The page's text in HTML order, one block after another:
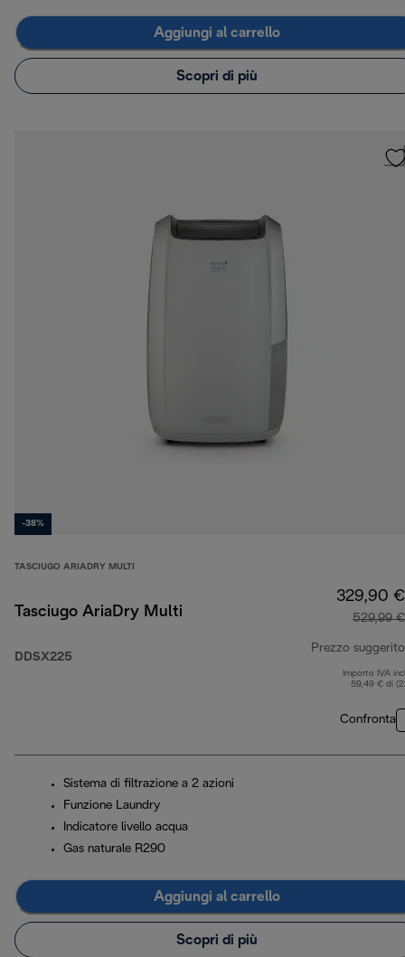
Aggiungi al carrello
Scopri di più
-38%
TASCIUGO ARIADRY MULTI
Tasciugo AriaDry Multi
DDSX225
329,90 €
529,99 €
Prezzo suggerito
Importo IVA
59,49 € di
Confronta
Sistema di filtrazione a 2 azioni
Funzione Laundry
Indicatore livello acqua
Gas naturale R290
Aggiungi al carrello
Scopri di più